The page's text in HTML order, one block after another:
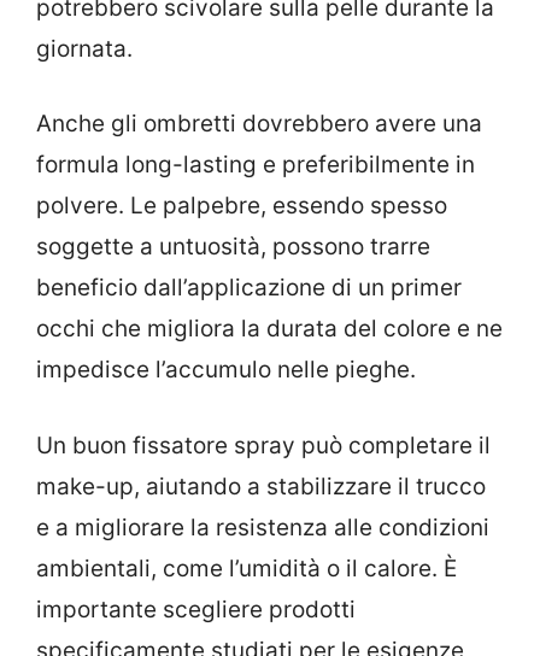
potrebbero scivolare sulla pelle durante la
giornata.
Anche gli ombretti dovrebbero avere una
formula long-lasting e preferibilmente in
polvere. Le palpebre, essendo spesso
soggette a untuosità, possono trarre
beneficio dall’applicazione di un primer
occhi che migliora la durata del colore e ne
impedisce l’accumulo nelle pieghe.
Un buon fissatore spray può completare il
make-up, aiutando a stabilizzare il trucco
e a migliorare la resistenza alle condizioni
ambientali, come l’umidità o il calore. È
importante scegliere prodotti